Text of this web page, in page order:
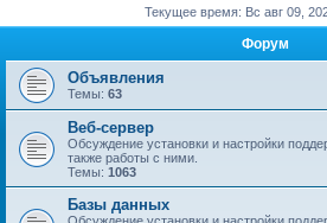
Текущее время: Вс авг 09,
Форум
Объявления
Темы: 63
Веб-сервер
Обсуждение установки и настройки
также работы с ними.
Темы: 1063
Базы данных